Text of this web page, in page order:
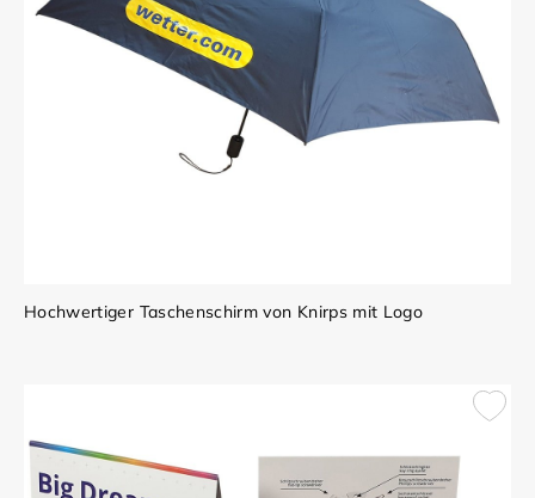
Hochwertiger Taschenschirm von Knirps mit Logo